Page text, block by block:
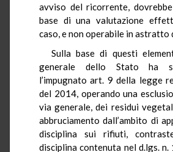
avviso del ricorrente,
base di una valutazione
caso, e non operabile in
Sulla base di questi
generale dello Stato ha
l’impugnato art. 9 della legge
del 2014, operando una
via generale, dei residui
abbruciamento dall’ambito di
disciplina sui rifiuti,
disciplina contenuta nel d.lgs.